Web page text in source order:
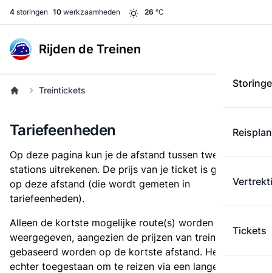
4 storingen 10 werkzaamheden 26 °C
Rijden de Treinen
Tickets
Treintickets
Tariefeenheden
Op deze pagina kun je de afstand tussen twee
stations uitrekenen. De prijs van je ticket is gebaseerd
op deze afstand (die wordt gemeten in
tariefeenheden).
Alleen de kortste mogelijke route(s) worden
weergegeven, aangezien de prijzen van treintickets
gebaseerd worden op de kortste afstand. Het is
echter toegestaan om te reizen via een langere route,